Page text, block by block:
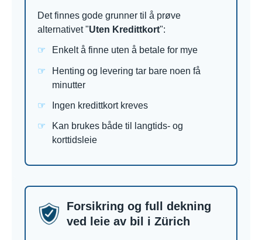
Det finnes gode grunner til å prøve
alternativet "Uten Kredittkort":
Enkelt å finne uten å betale for mye
Henting og levering tar bare noen få
minutter
Ingen kredittkort kreves
Kan brukes både til langtids- og
korttidsleie
Forsikring og full dekning
ved leie av bil i Zürich